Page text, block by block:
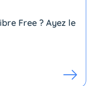
Free ? Ayez le